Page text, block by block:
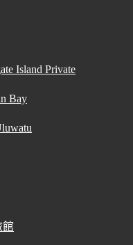
Island Private
Bay
館